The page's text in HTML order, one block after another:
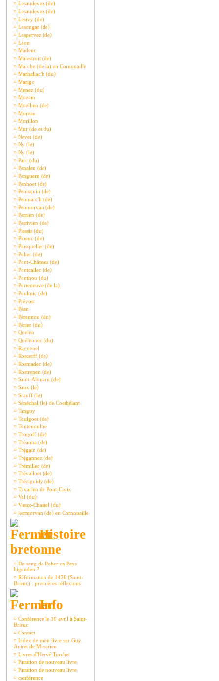
¤ Lesaudevez (de)
¤ Lesaudevez (de)
¤ Lesivy (de)
¤ Lesongar (de)
¤ Lespervez (de)
¤ Léon
¤ Madeuc
¤ Malestroit (de)
¤ Marche (de la) en Cornouaille
¤ Marhallac'h (du)
¤ Marigo
¤ Menez (du)
¤ Moeam
¤ Moellien (de)
¤ Moreau
¤ Morillon
¤ Mur (de et du)
¤ Nevet (de)
¤ Ny (le)
¤ Ny (le)
¤ Parc (du)
¤ Penalen (de)
¤ Penguern (de)
¤ Penhoet (de)
¤ Penisquin (de)
¤ Penmarc'h (de)
¤ Penmorvan (de)
¤ Perrien (de)
¤ Pestivien (de)
¤ Plessis (du)
¤ Ploeuc (de)
¤ Plusquellec (de)
¤ Poher (de)
¤ Pont-Château (de)
¤ Pontcallec (de)
¤ Ponthou (du)
¤ Porteneuve (de la)
¤ Poulmic (de)
¤ Prévost
¤ Péan
¤ Pérennou (du)
¤ Périer (du)
¤ Quelen
¤ Quélennec (du)
¤ Raguenel
¤ Roscerff (de)
¤ Rosmadec (de)
¤ Rostrenen (de)
¤ Saint-Alouarn (de)
¤ Saux (le)
¤ Scauff (le)
¤ Sénéchal (le) de Coethélant
¤ Tanguy
¤ Toulgoet (de)
¤ Toutenoultre
¤ Trogoff (de)
¤ Tréanna (de)
¤ Trégain (de)
¤ Trégannez (de)
¤ Trémillec (de)
¤ Trévalloet (de)
¤ Tréziguidy (de)
¤ Tyvarlen de Pont-Croix
¤ Val (du)
¤ Vieux-Chastel (du)
¤ kermorvan (de) en Cornouaille
Histoire
bretonne
¤ Du sang de Poher en Pays
bigouden ?
¤ Réformation de 1426 (Saint-
Brieuc) : premières réflexions
Info
¤ Conférence le 10 avril à Saint-
Brieuc
¤ Contact
¤ Index de mon livre sur Guy
Autret de Missirien
¤ Livres d'Hervé Torchet
¤ Parution de nouveau livre
¤ Parution de nouveau livre
¤ conférence